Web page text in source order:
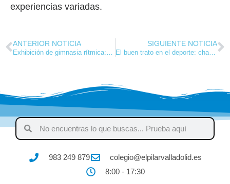
experiencias variadas.
ANTERIOR NOTICIA
Exhibición de gimnasia rítmica: la magia de tercero de infantil
SIGUIENTE NOTICIA
El buen trato en el deporte: charla para los alumnos de sexto
983 249 879
colegio@elpilarvalladolid.es
8:00 - 17:30